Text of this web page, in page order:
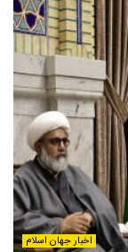
اخبار جهان اسلام